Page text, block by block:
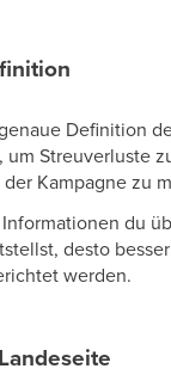
Definition
um Streuverluste
Kampagne zu
du
desto
werden.